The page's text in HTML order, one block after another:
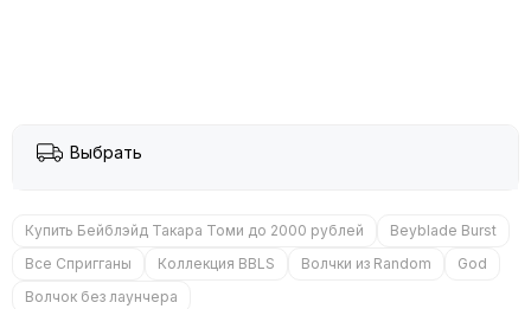
Выбрать
Купить Бейблэйд Такара Томи до 2000 рублей
Beyblade Burst
Все Спригганы
Коллекция BBLS Волчки из Random
God
Волчок без лаунчера